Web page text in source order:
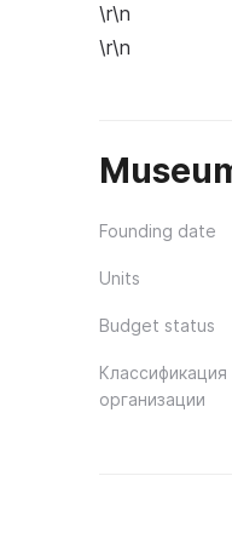
\r\n
\r\n
Founding date
Units
Budget status
Классификация
организации